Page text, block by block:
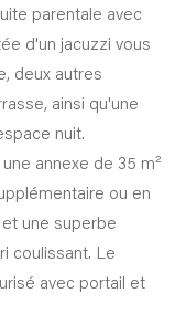
parentale avec
d'un jacuzzi vous
deux autres
ainsi qu'une
nuit.
annexe de 35 m²
ou en
une superbe
coulissant. Le
avec portail et